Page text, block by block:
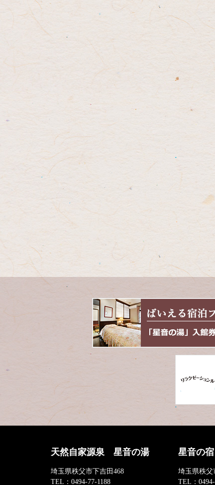
コ
ペ
天然自家源泉 星音の湯
埼玉県秩父市下吉田468
TEL： 0494-77-1188
星音の
埼玉県秩父
TEL：